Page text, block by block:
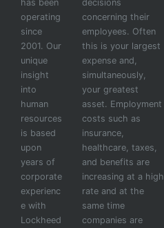
has been
operating
since
2001. Our
unique
insight
into
human
resources
is based
upon
years of
corporate
experienc
e with
Lockheed
decisions
concerning their
employees. Often
this is your largest
expense and,
simultaneously,
your greatest
asset. Employment
costs such as
insurance,
healthcare, taxes,
and benefits are
increasing at a high
rate and at the
same time
companies are